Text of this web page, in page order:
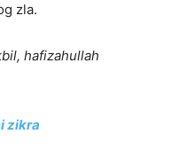
zla.
hafizahullah
zikra